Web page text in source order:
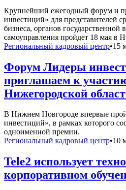
Крупнейший ежегодный форум и
инвестиций» для представителей
бизнеса, органов государственной
самоуправления пройдет 18 мая в
Региональный кадровый центр•15
Форум Лидеры
приглашаем к
Нижегородской
В Нижнем Новгороде впервые
инвестиций», в рамках которого
одноименной премии.
Региональный кадровый центр•10
Tele2 использует
корпоративном